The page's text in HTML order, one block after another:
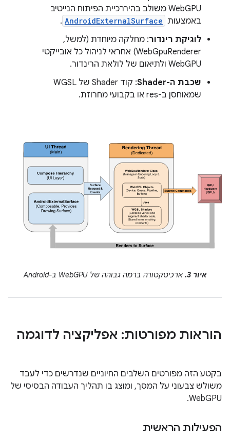
WebGPU משולב בהיררכיית הפיתוח הנייטיב
באמצעות AndroidExternalSurface
.
לוגיקת רינדור: מחלקה מיוחדת (למשל,
‫WebGpuRenderer) אחראי לניהול כל אובייקטי
WebGPU ולתיאום של לולאת הרינדור.
שכבת ה-Shader
: קוד Shader של WGSL
שמאוחסן ב-res או בקבועי מחרוזת.
איור 3. ארכיטקטורה ברמה גבוהה של WebGPU ב-Android
הוראות מפורטות: אפליקציה לדוגמה
בקטע הזה מפורטים השלבים החיוניים שנדרשים כדי לעבד
משולש צבעוני על המסך, ומוצג בו תהליך העבודה הבסיסי של
WebGPU.
הפעילות הראשית